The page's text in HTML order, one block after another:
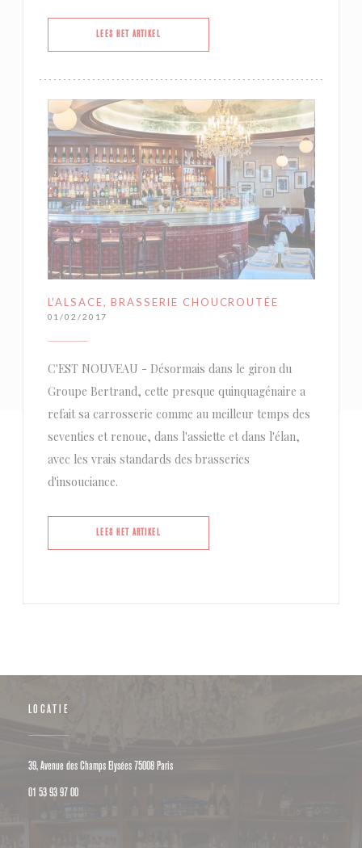
LEES HET ARTIKEL((OPENT IN EEN NIEUW VENSTER))
L'ALSACE, BRASSERIE CHOUCROUTÉE
01/02/2017
C'EST NOUVEAU - Désormais dans le giron du
Groupe Bertrand, cette presque quinquagénaire a
refait sa carrosserie comme au meilleur temps des
seventies et renoue, dans l'assiette et dans l'élan,
avec les vrais standards des brasseries
d'insouciance.
LEES HET ARTIKEL
LOCATIE
39, Avenue des Champs Elysées 75008 Paris((opent in een nieuw venster))
01 53 93 97 00